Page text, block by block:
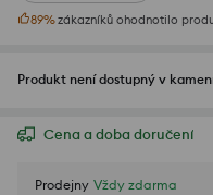
89%zákazníků ohodnotilo
Produkt není dostupný v
Cena a doba doručení
Prodejny Vždy zdarma